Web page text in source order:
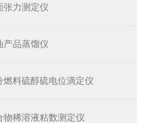
张力测定仪
产品蒸馏仪
燃料硫醇硫电位滴定仪
物稀溶液粘数测定仪